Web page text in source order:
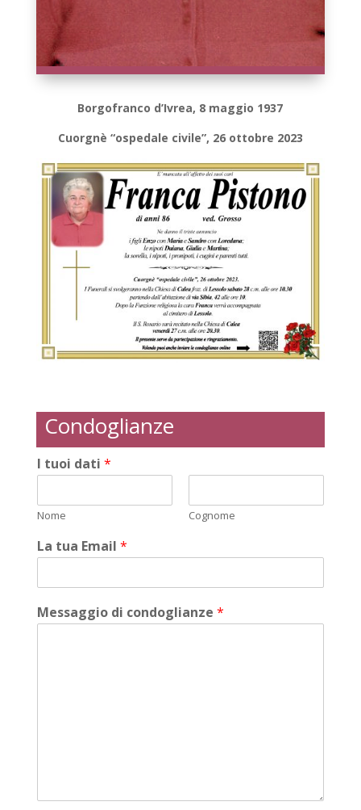
Borgofranco d’Ivrea, 8 maggio 1937
Cuorgnè “ospedale civile”, 26 ottobre 2023
Condoglianze
I tuoi dati *
Nome Cognome
La tua Email *
Messaggio di condoglianze *